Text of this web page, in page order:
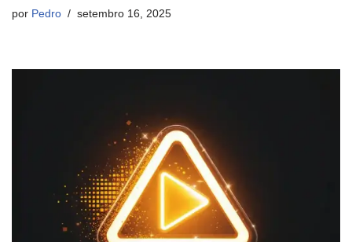
por Pedro setembro 16, 2025